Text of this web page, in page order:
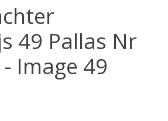
49 Pallas Nr
Image 49